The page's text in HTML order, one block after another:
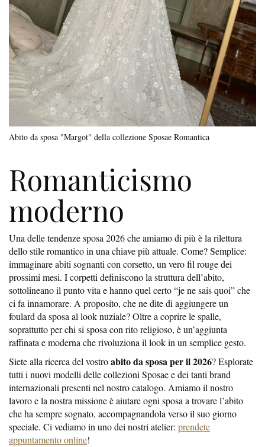
Abito da sposa "Margot" della collezione Sposae Romantica
Romanticismo
moderno
Una delle tendenze sposa 2026 che amiamo di più è la rilettura
dello stile romantico in una chiave più attuale. Come? Semplice:
immaginare abiti sognanti con corsetto, un vero fil rouge dei
prossimi mesi. I corpetti definiscono la struttura dell’abito,
sottolineano il punto vita e hanno quel certo “je ne sais quoi” che
ci fa innamorare. A proposito, che ne dite di aggiungere un
foulard da sposa al look nuziale? Oltre a coprire le spalle,
soprattutto per chi si sposa con rito religioso, è un’aggiunta
raffinata e moderna che rivoluziona il look in un semplice gesto.
Siete alla ricerca del vostroabito da sposa per il 2026? Esplorate
tutti i nuovi modelli delle collezioni Sposae e dei tanti brand
internazionali presenti nel nostro catalogo. Amiamo il nostro
lavoro e la nostra missione è aiutare ogni sposa a trovare l’abito
che ha sempre sognato, accompagnandola verso il suo giorno
speciale. Ci vediamo in uno dei nostri atelier: prendete
appuntamento online!